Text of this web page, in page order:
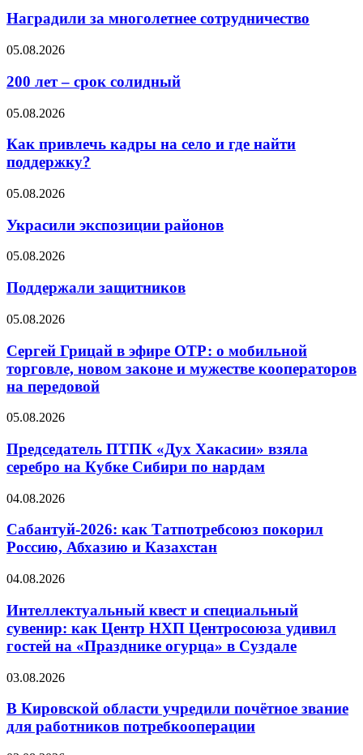
Наградили за многолетнее сотрудничество
05.08.2026
200 лет – срок солидный
05.08.2026
Как привлечь кадры на село и где найти
поддержку?
05.08.2026
Украсили экспозиции районов
05.08.2026
Поддержали защитников
05.08.2026
Сергей Грицай в эфире ОТР: о мобильной
торговле, новом законе и мужестве кооператоров
на передовой
05.08.2026
Председатель ПТПК «Дух Хакасии» взяла
серебро на Кубке Сибири по нардам
04.08.2026
Сабантуй-2026: как Татпотребсоюз покорил
Россию, Абхазию и Казахстан
04.08.2026
Интеллектуальный квест и специальный
сувенир: как Центр НХП Центросоюза удивил
гостей на «Празднике огурца» в Суздале
03.08.2026
В Кировской области учредили почётное звание
для работников потребкооперации